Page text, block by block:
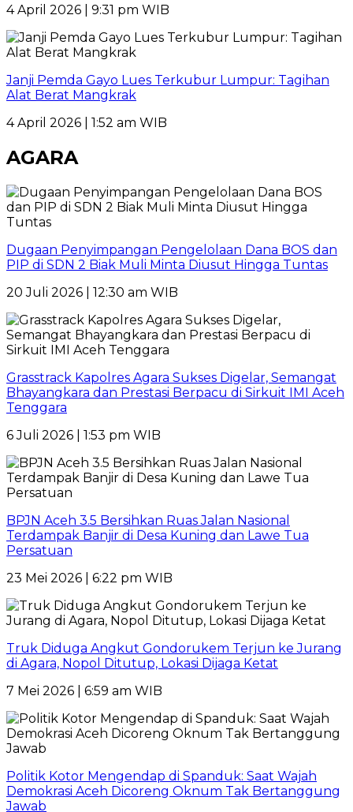
4 April 2026 | 9:31 pm WIB
Janji Pemda Gayo Lues Terkubur Lumpur: Tagihan
Alat Berat Mangkrak
4 April 2026 | 1:52 am WIB
AGARA
Dugaan Penyimpangan Pengelolaan Dana BOS dan
PIP di SDN 2 Biak Muli Minta Diusut Hingga Tuntas
20 Juli 2026 | 12:30 am WIB
Grasstrack Kapolres Agara Sukses Digelar, Semangat
Bhayangkara dan Prestasi Berpacu di Sirkuit IMI Aceh
Tenggara
6 Juli 2026 | 1:53 pm WIB
BPJN Aceh 3.5 Bersihkan Ruas Jalan Nasional
Terdampak Banjir di Desa Kuning dan Lawe Tua
Persatuan
23 Mei 2026 | 6:22 pm WIB
Truk Diduga Angkut Gondorukem Terjun ke Jurang
di Agara, Nopol Ditutup, Lokasi Dijaga Ketat
7 Mei 2026 | 6:59 am WIB
Politik Kotor Mengendap di Spanduk: Saat Wajah
Demokrasi Aceh Dicoreng Oknum Tak Bertanggung
Jawab